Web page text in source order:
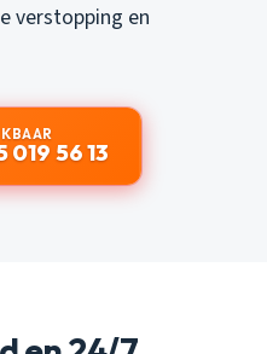
verstopping en
019 56 13